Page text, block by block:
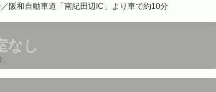
阪和自動車道「南紀田辺IC」より車で約10分
なし